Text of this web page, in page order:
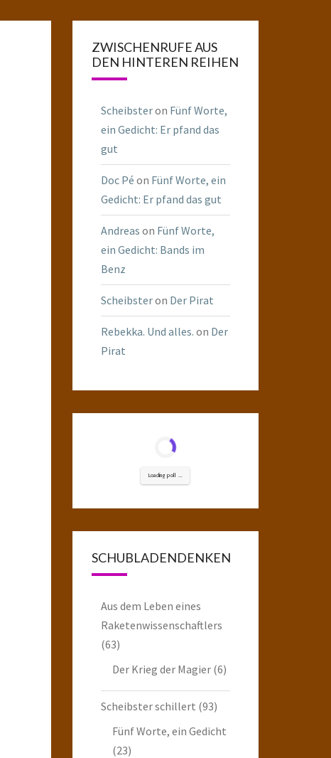
ZWISCHENRUFE AUS
DEN HINTEREN REIHEN
Scheibsteron Fünf Worte,
ein Gedicht: Er pfand das
gut
Doc Pé on Fünf Worte, ein
Gedicht: Er pfand das gut
Andreas on Fünf Worte,
ein Gedicht: Bands im
Benz
Scheibsteron Der Pirat
Rebekka. Und alles. on Der
Pirat
Loading poll ...
SCHUBLADENDENKEN
Aus dem Leben eines
Raketenwissenschaftlers
(63)
Der Krieg der Magier(6)
Scheibster schillert (93)
Fünf Worte, ein Gedicht
(23)